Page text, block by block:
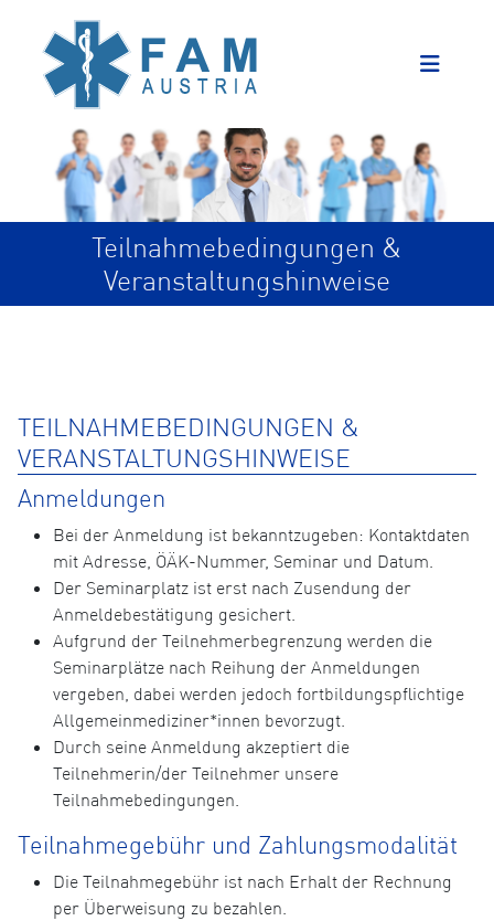
Teilnahmebedingungen &
Veranstaltungshinweise
TEILNAHMEBEDINGUNGEN &
VERANSTALTUNGSHINWEISE
Anmeldungen
Bei der Anmeldung ist bekanntzugeben: Kontaktdaten
mit Adresse, ÖÄK-Nummer, Seminar und Datum.
Der Seminarplatz ist erst nach Zusendung der
Anmeldebestätigung gesichert.
Aufgrund der Teilnehmerbegrenzung werden die
Seminarplätze nach Reihung der Anmeldungen
vergeben, dabei werden jedoch fortbildungspflichtige
Allgemeinmediziner*innen bevorzugt.
Durch seine Anmeldung akzeptiert die
Teilnehmerin/der Teilnehmer unsere
Teilnahmebedingungen.
Teilnahmegebühr und Zahlungsmodalität
Die Teilnahmegebühr ist nach Erhalt der Rechnung
per Überweisung zu bezahlen.